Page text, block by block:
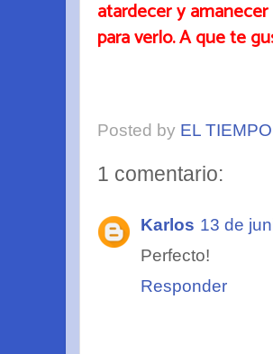
atardecer y
para verlo. A que te
Posted by EL
1 comentario:
Karlos 13 de
Perfecto!
Responder